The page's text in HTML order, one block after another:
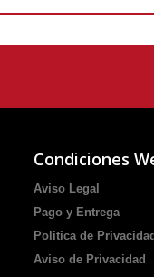
Condiciones
Aviso Legal
Pago y Entrega
Politica de Privacidad
Aviso de Privacidad